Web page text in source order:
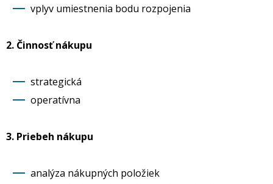
vplyv umiestnenia bodu rozpojenia
2. Činnosť nákupu
strategická
operatívna
3. Priebeh nákupu
analýza nákupných položiek